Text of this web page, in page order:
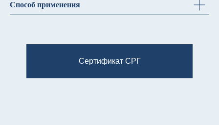
Способ применения
Сертификат СРГ